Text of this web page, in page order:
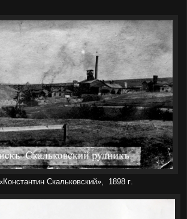
Скальковский», 1898 г.